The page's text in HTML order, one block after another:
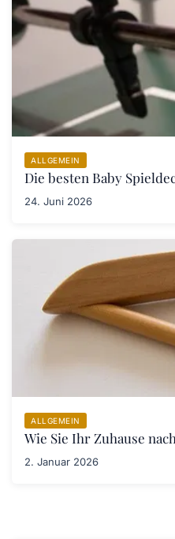
ALLGEMEIN
Die besten Baby
24. Juni 2026
ALLGEMEIN
Wie Sie Ihr Zuhause
2. Januar 2026